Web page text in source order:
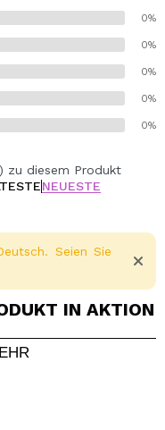
0%
0%
0%
0%
0%
zu diesem Produkt
NEUESTE
Seien Sie
IN AKTION